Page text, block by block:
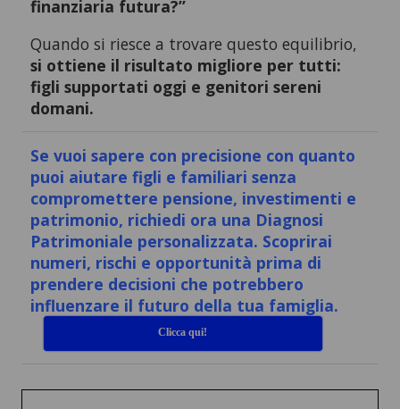
finanziaria futura?”
Quando si riesce a trovare questo equilibrio,
si ottiene il risultato migliore per tutti:
figli supportati oggi e genitori sereni
domani.
Se vuoi sapere con precisione con quanto
puoi aiutare figli e familiari senza
compromettere pensione, investimenti e
patrimonio, richiedi ora una Diagnosi
Patrimoniale personalizzata. Scoprirai
numeri, rischi e opportunità prima di
prendere decisioni che potrebbero
influenzare il futuro della tua famiglia.
Clicca qui!